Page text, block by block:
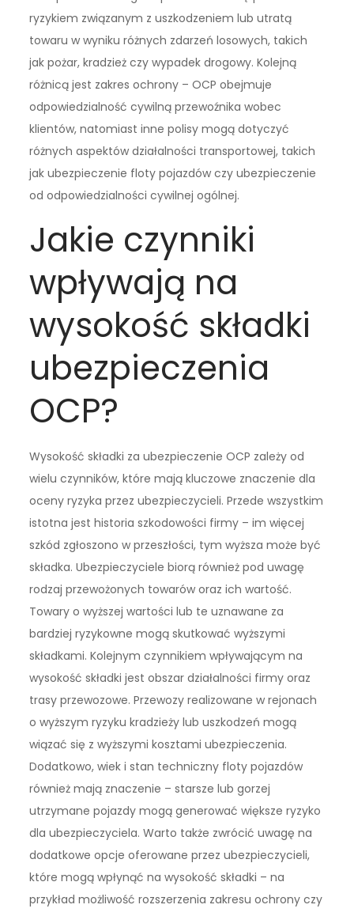
ryzykiem związanym z uszkodzeniem lub utratą
towaru w wyniku różnych zdarzeń losowych, takich
jak pożar, kradzież czy wypadek drogowy. Kolejną
różnicą jest zakres ochrony – OCP obejmuje
odpowiedzialność cywilną przewoźnika wobec
klientów, natomiast inne polisy mogą dotyczyć
różnych aspektów działalności transportowej, takich
jak ubezpieczenie floty pojazdów czy ubezpieczenie
od odpowiedzialności cywilnej ogólnej.
Jakie czynniki
wpływają na
wysokość składki
ubezpieczenia
OCP?
Wysokość składki za ubezpieczenie OCP zależy od
wielu czynników, które mają kluczowe znaczenie dla
oceny ryzyka przez ubezpieczycieli. Przede wszystkim
istotna jest historia szkodowości firmy – im więcej
szkód zgłoszono w przeszłości, tym wyższa może być
składka. Ubezpieczyciele biorą również pod uwagę
rodzaj przewożonych towarów oraz ich wartość.
Towary o wyższej wartości lub te uznawane za
bardziej ryzykowne mogą skutkować wyższymi
składkami. Kolejnym czynnikiem wpływającym na
wysokość składki jest obszar działalności firmy oraz
trasy przewozowe. Przewozy realizowane w rejonach
o wyższym ryzyku kradzieży lub uszkodzeń mogą
wiązać się z wyższymi kosztami ubezpieczenia.
Dodatkowo, wiek i stan techniczny floty pojazdów
również mają znaczenie – starsze lub gorzej
utrzymane pojazdy mogą generować większe ryzyko
dla ubezpieczyciela. Warto także zwrócić uwagę na
dodatkowe opcje oferowane przez ubezpieczycieli,
które mogą wpłynąć na wysokość składki – na
przykład możliwość rozszerzenia zakresu ochrony czy